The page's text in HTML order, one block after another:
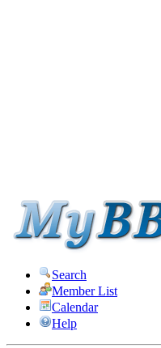
Search
Member List
Calendar
Help